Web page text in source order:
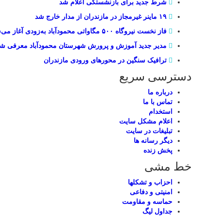
شرط جدید برای بازنشستگی اعلام شد
فاز نخست نیروگاه ۵۰۰ مگاواتی محمودآباد به‌زودی آغاز می‌شود
مدیر جدید آموزش و پرورش شهرستان محمودآباد معرفی
ترافیک سنگین در محور‌های ورودی مازندران
دسترسی سریع
درباره ما
تماس با ما
استخدام
اعلام مشکل سایت
تبلیغات در سایت
ديگر رسانه ها
پخش زنده
خط مشی
احزاب و تشکلها
امنیتی و دفاعی
حماسه و مقاومت
جداول لیگ